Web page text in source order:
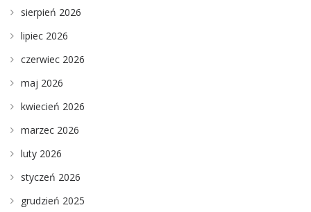
sierpień 2026
lipiec 2026
czerwiec 2026
maj 2026
kwiecień 2026
marzec 2026
luty 2026
styczeń 2026
grudzień 2025